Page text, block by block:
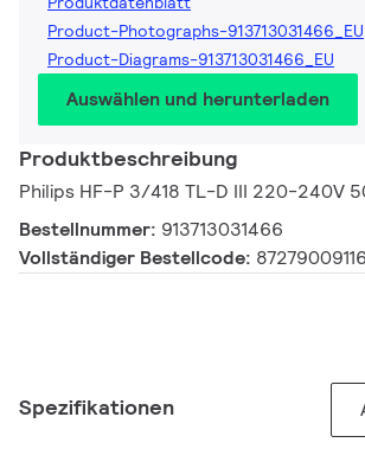
Product-Photographs-913713031466_EU
Product-Diagrams-913713031466_EU
Auswählen und herunterladen
Produktbeschreibung
Philips HF-P 3/418 TL-D III 220-240V
Bestellnummer: 913713031466
Vollständiger Bestellcode:
Spezifikationen